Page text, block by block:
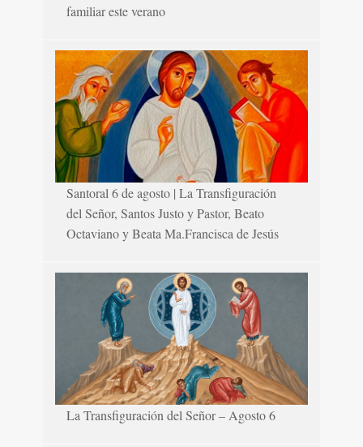
familiar este verano
Santoral 6 de agosto | La Transfiguración
del Señor, Santos Justo y Pastor, Beato
Octaviano y Beata Ma.Francisca de Jesús
La Transfiguración del Señor – Agosto 6